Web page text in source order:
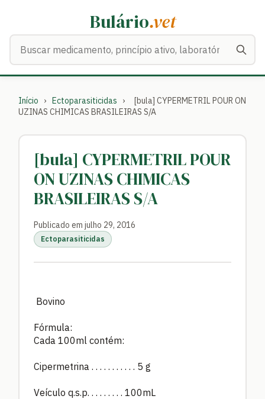
Bulário.vet
Início › Ectoparasiticidas ›
[bula] CYPERMETRIL POUR ON
UZINAS CHIMICAS BRASILEIRAS S/A
[bula] CYPERMETRIL POUR
ON UZINAS CHIMICAS
BRASILEIRAS S/A
Publicado em julho 29, 2016
Ectoparasiticidas
Bovino
Fórmula:
Cada 100ml contém:
Cipermetrina . . . . . . . . . . . 5 g
Veículo q.s.p. . . . . . . . . 100mL